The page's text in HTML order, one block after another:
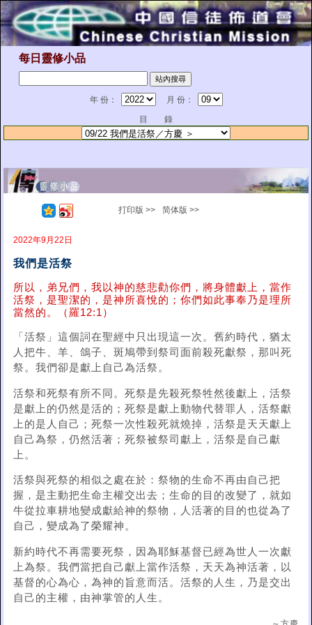
每日靈修小品
年 份：
月 份：
目 錄
打印版 >> 简体版 >>
2022年9月22日
我們是活祭
所以，弟兄們，我以神的慈悲勸你們，將身體獻上，當作
活祭，是聖潔的，是神所喜悅的；你們如此事奉乃是理所
當然的。（羅12:1）
「活祭」這個詞在聖經中只出現這一次。舊約時代，猶太
人把牛、羊、鴿子、斑鳩帶到祭司面前殺死獻祭，那叫死
祭。我們卻是獻上自己為活祭。
活祭和死祭有所不同。死祭是先殺死祭牲然後獻上，活祭
是獻上的仍然是活的；死祭是獻上動物代替罪人，活祭獻
上的是人自己；死祭一次性殺死就燒掉，活祭是天天獻上
自己為祭，仍然活著；死祭被祭司獻上，活祭是自己獻
上。
活祭與死祭的相似之處在於：祭物的生命不再由自己把
握，是主動把生命主權交出去；生命的目的改變了，就如
牛從拉車耕地變成獻給神的祭物，人活著的目的也從為了
自己，變成為了榮耀神。
新約時代不再需要死祭，因為耶穌基督已經為世人一次獻
上為祭。我們當把自己獻上當作活祭，天天為神活著，以
基督的心為心，為神的旨意而活。活祭的人生，乃是交出
自己的主權，由神掌管的人生。